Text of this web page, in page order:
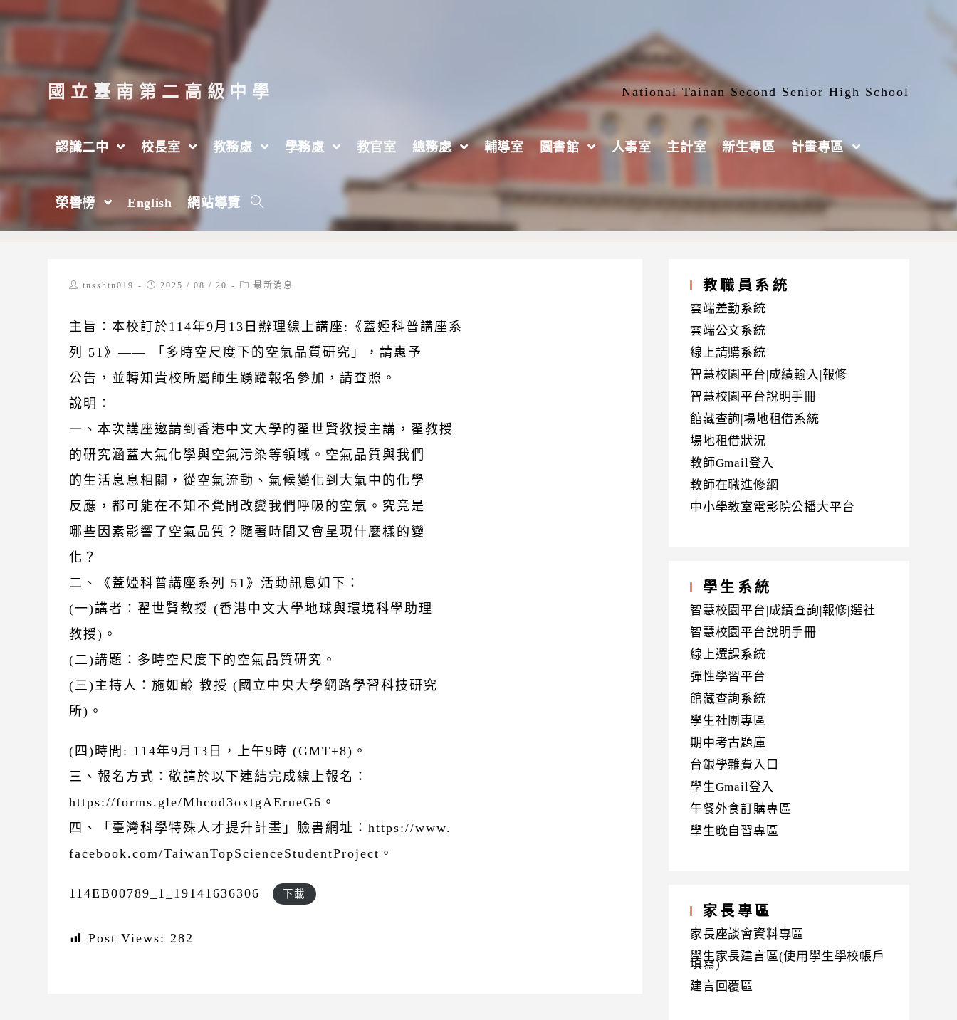
跳
至
要
內
容
國立臺南第二高級中學 National Tainan Second Senior High School
認識二中 校長室 教務處 學務處 教官室 總務處 輔導室 圖書館 人事室 主計室 新生專區 計畫專區
榮譽榜 English 網站導覽
國立中央大學114年9月13日辦理線上講座:《蓋婭科普講座系 列 51》
2025 年 > 8 月 > 20 日
Posttnsshtn019
Post2025 / 08 / 20
Post最新消息
主旨：本校訂於114年9月13日辦理線上講座:《蓋婭科普講座系
列 51》—— 「多時空尺度下的空氣品質研究」，請惠予
公告，並轉知貴校所屬師生踴躍報名參加，請查照。
說明：
一、本次講座邀請到香港中文大學的翟世賢教授主講，翟教授
的研究涵蓋大氣化學與空氣污染等領域。空氣品質與我們
的生活息息相關，從空氣流動、氣候變化到大氣中的化學
反應，都可能在不知不覺間改變我們呼吸的空氣。究竟是
哪些因素影響了空氣品質？隨著時間又會呈現什麼樣的變
化？
二、《蓋婭科普講座系列 51》活動訊息如下：
(一)講者：翟世賢教授 (香港中文大學地球與環境科學助理
教授)。
(二)講題：多時空尺度下的空氣品質研究。
(三)主持人：施如齡 教授 (國立中央大學網路學習科技研究
所)。
(四)時間: 114年9月13日，上午9時 (GMT+8)。
三、報名方式：敬請於以下連結完成線上報名：
https://forms.gle/Mhcod3oxtgAErueG6。
四、「臺灣科學特殊人才提升計畫」臉書網址：https://www.
facebook.com/TaiwanTopScienceStudentProject。
114EB00789_1_19141636306 下載
Post Views: 282
教職員系統
雲端差勤系統
雲端公文系統
線上請購系統
智慧校園平台|成績輸入|報修
智慧校園平台說明手冊
館藏查詢|場地租借系統
場地租借狀況
教師Gmail登入
教師在職進修網
中小學教室電影院公播大平台
學生系統
智慧校園平台|成績查詢|報修|選社
智慧校園平台說明手冊
線上選課系統
彈性學習平台
館藏查詢系統
學生社團專區
期中考古題庫
台銀學雜費入口
學生Gmail登入
午餐外食訂購專區
學生晚自習專區
家長專區
家長座談會資料專區
學生家長建言區(使用學生學校帳戶
填寫)
建言回覆區